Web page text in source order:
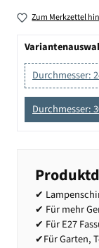
Zum Merkzettel
Durchmesser:
Durchmesser:
✔
✔ Für mehr
✔ Für E27
✔Für Garten,